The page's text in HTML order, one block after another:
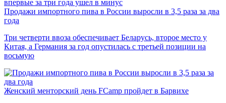
Продажи импортного пива в России выросли в 3,5 раза за два
года
Три четверти ввоза обеспечивает Беларусь, второе место у
Китая, а Германия за год опустилась с третьей позиции на
восьмую
Женский менторский день FCamp пройдет в Барвихе